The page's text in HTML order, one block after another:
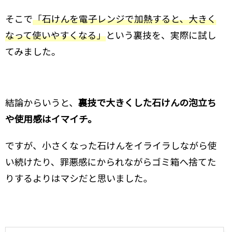
そこで「石けんを電子レンジで加熱すると、大きく
なって使いやすくなる」という裏技を、実際に試し
てみました。
結論からいうと、 裏技で大きくした石けんの泡立ち
や使用感はイマイチ。
ですが、小さくなった石けんをイライラしながら使
い続けたり、罪悪感にかられながらゴミ箱へ捨てた
りするよりはマシだと思いました。